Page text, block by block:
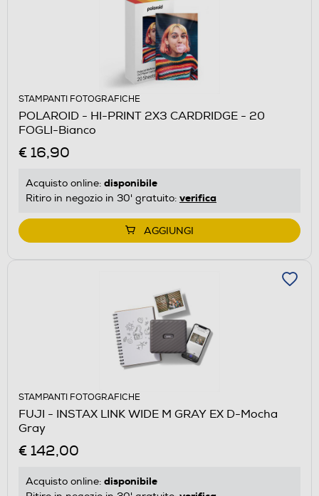
STAMPANTI FOTOGRAFICHE
POLAROID - HI-PRINT 2X3 CARDRIDGE - 20
FOGLI-Bianco
€ 16,90
Acquisto online: disponibile
Ritiro in negozio in 30' gratuito: verifica
AGGIUNGI
STAMPANTI FOTOGRAFICHE
FUJI - INSTAX LINK WIDE M GRAY EX D-Mocha
Gray
€ 142,00
Acquisto online: disponibile